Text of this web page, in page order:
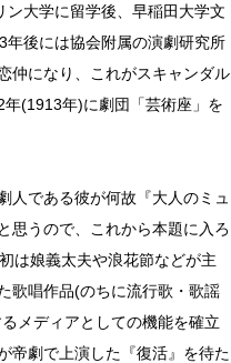
大学に留学後、早稲田大学文
後には協会附属の演劇研究所
仲になり、これがスキャンダル
(1913年)に劇団「芸術座」を
人である彼が何故『大人のミュ
思うので、これから本題に入ろ
は娘義太夫や浪花節などが主
歌唱作品(のちに流行歌・歌謡
メディアとしての機能を確立
帝劇で上演した『復活』を待た